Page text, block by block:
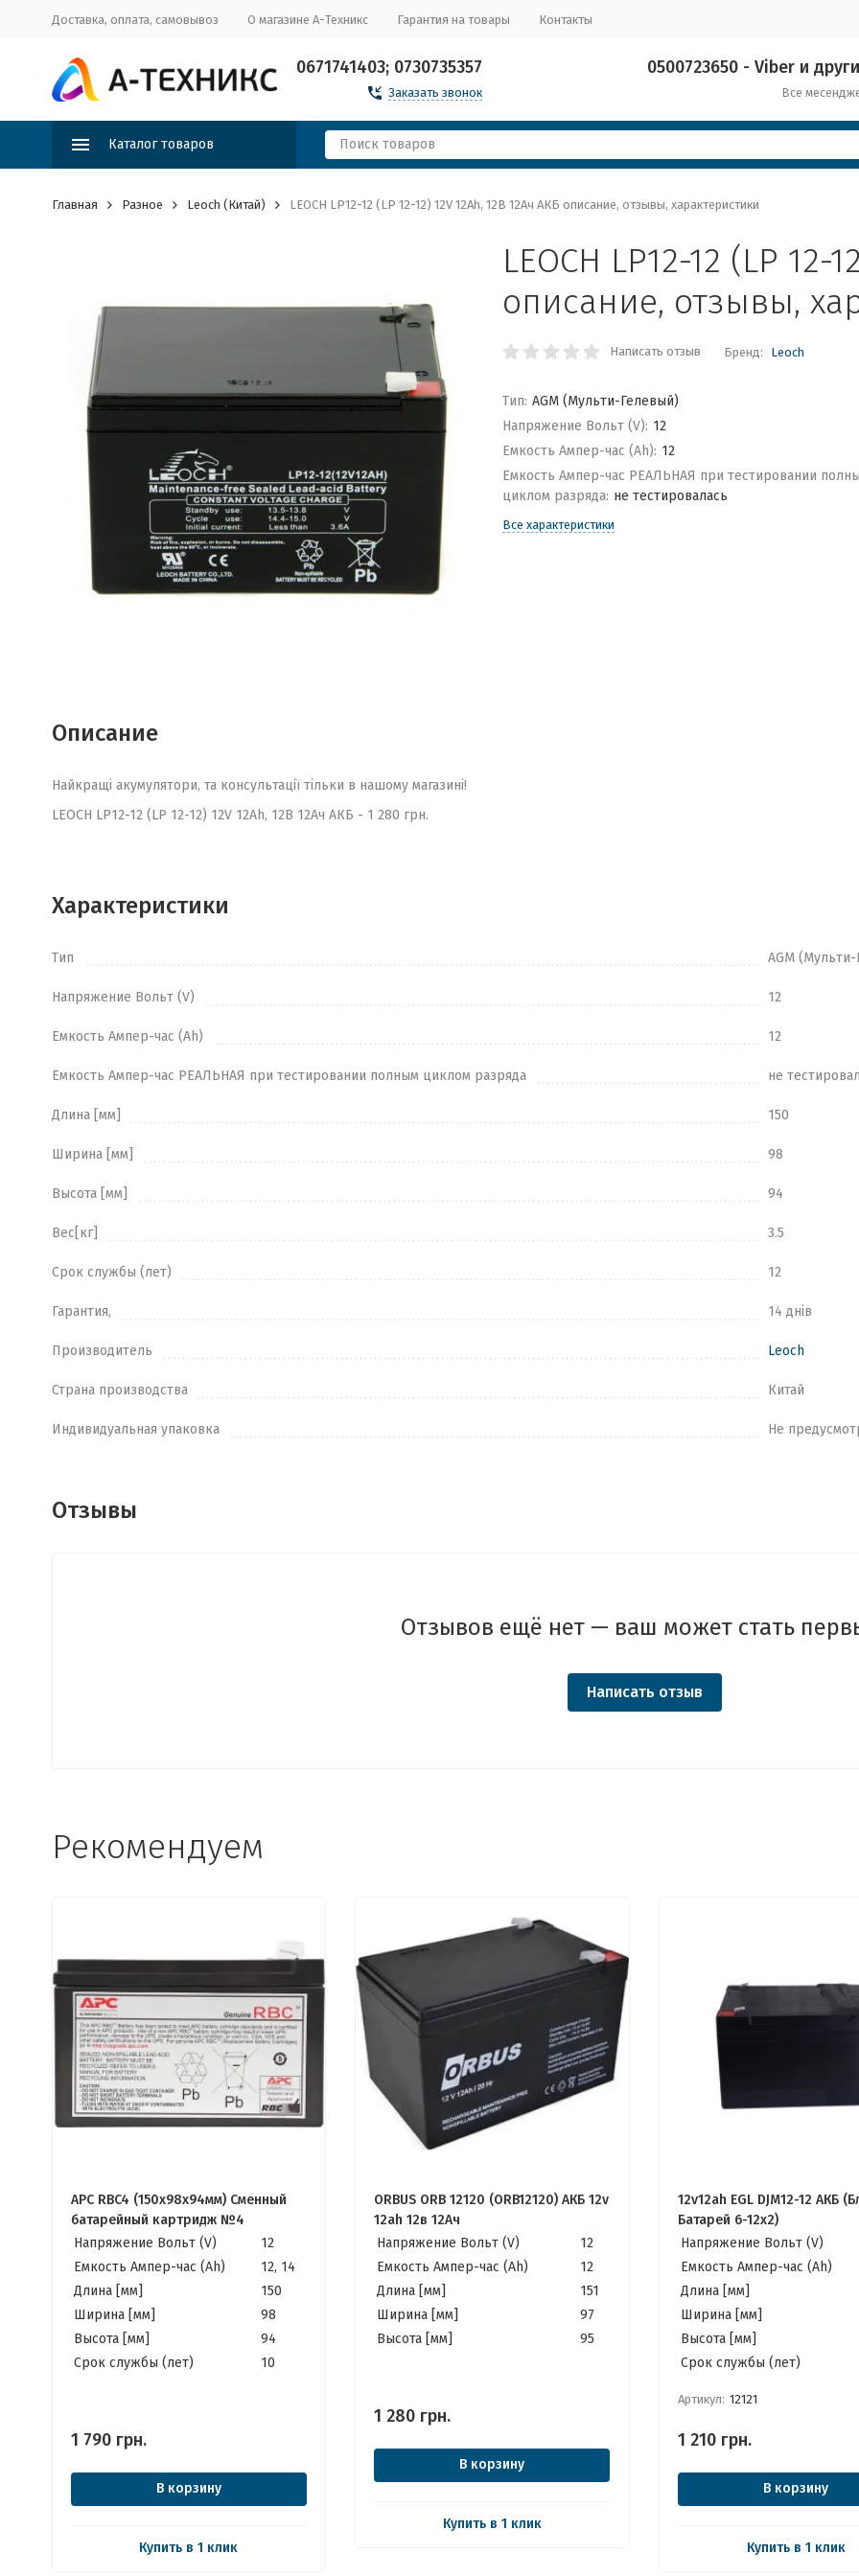
Доставка, оплата, самовывоз О магазине А-Техникс Гарантия на товары Контакты
0671741403; 0730735357
Заказать звонок
0500723650 - Viber и
Все
Каталог товаров
Главная Разное Leoch (Китай) LEOCH LP12-12 (LP 12-12) 12V 12Ah, 12В 12Ач АКБ описание, отзывы, характеристики
LEOCH LP12-12 (LP 12-
описание, отзывы,
Написать отзыв Бренд: Leoch
Тип: AGM (Мульти-Гелевый)
Напряжение Вольт (V): 12
Емкость Ампер-час (Ah): 12
Емкость Ампер-час РЕАЛЬНАЯ при тестировании
циклом разряда: не тестировалась
Все характеристики
Описание
Найкращі акумулятори, та консультації тільки в нашому магазині!
LEOCH LP12-12 (LP 12-12) 12V 12Ah, 12В 12Ач АКБ - 1 280 грн.
Характеристики
Тип AGM
Напряжение Вольт (V) 12
Емкость Ампер-час (Ah) 12
Емкость Ампер-час РЕАЛЬНАЯ при тестировании полным циклом разряда не
Длина [мм] 150
Ширина [мм] 98
Высота [мм] 94
Вес[кг] 3.5
Cрок службы (лет) 12
Гарантия, 14 днів
Производитель Leoch
Страна производства Китай
Индивидуальная упаковка Не
Отзывы
Отзывов ещё нет — ваш может стать
Написать отзыв
Рекомендуем
APC RBC4 (150x98x94мм) Сменный
батарейный картридж №4
Напряжение Вольт (V)
12
Емкость Ампер-час (Ah)
12, 14
Длина [мм]
150
Ширина [мм]
98
Высота [мм]
94
Cрок службы (лет)
10
1 790 грн.
В корзину
Купить в 1 клик
ORBUS ORB 12120 (ORB12120) АКБ 12v
12ah 12в 12Ач
Напряжение Вольт (V)
12
Емкость Ампер-час (Ah)
12
Длина [мм]
151
Ширина [мм]
97
Высота [мм]
95
1 280 грн.
В корзину
Купить в 1 клик
12v12ah EGL DJM12-12 АКБ
Батарей 6-12x2)
Напряжение Вольт (V)
Емкость Ампер-час (Ah)
Длина [мм]
Ширина [мм]
Высота [мм]
Cрок службы (лет)
Артикул: 12121
1 210 грн.
В корзину
Купить в 1 клик